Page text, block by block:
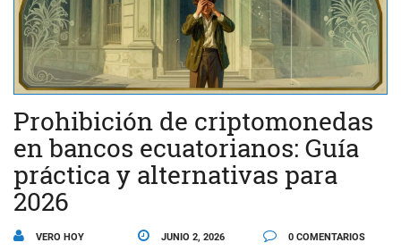
Prohibición de criptomonedas
en bancos ecuatorianos: Guía
práctica y alternativas para
2026
VERO HOY JUNIO 2, 2026 0 COMENTARIOS